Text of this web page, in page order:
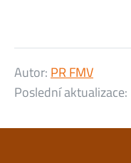
Autor: PR FMV
Poslední aktualizace: